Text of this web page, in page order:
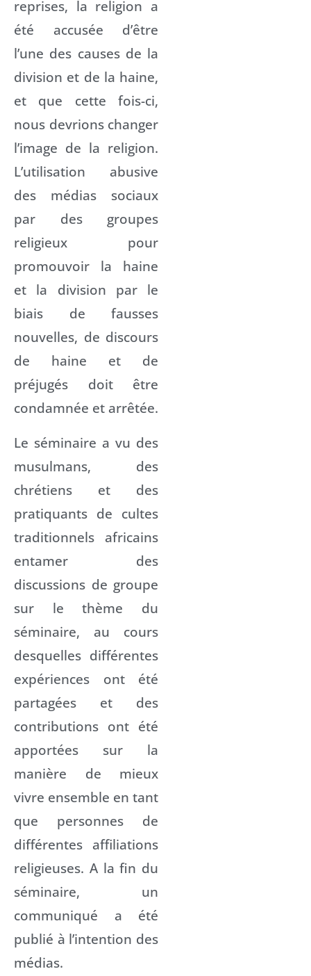
reprises, la religion a
été accusée d’être
l’une des causes de la
division et de la haine,
et que cette fois-ci,
nous devrions changer
l’image de la religion.
L’utilisation abusive
des médias sociaux
par des groupes
religieux pour
promouvoir la haine
et la division par le
biais de fausses
nouvelles, de discours
de haine et de
préjugés doit être
condamnée et arrêtée.
Le séminaire a vu des
musulmans, des
chrétiens et des
pratiquants de cultes
traditionnels africains
entamer des
discussions de groupe
sur le thème du
séminaire, au cours
desquelles différentes
expériences ont été
partagées et des
contributions ont été
apportées sur la
manière de mieux
vivre ensemble en tant
que personnes de
différentes affiliations
religieuses. A la fin du
séminaire, un
communiqué a été
publié à l’intention des
médias.